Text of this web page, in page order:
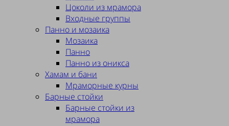
Цоколи из мрамора
Входные группы
Панно и мозаика
Мозаика
Панно
Панно из оникса
Хамам и бани
Мраморные курны
Барные стойки
Барные стойки из
мрамора